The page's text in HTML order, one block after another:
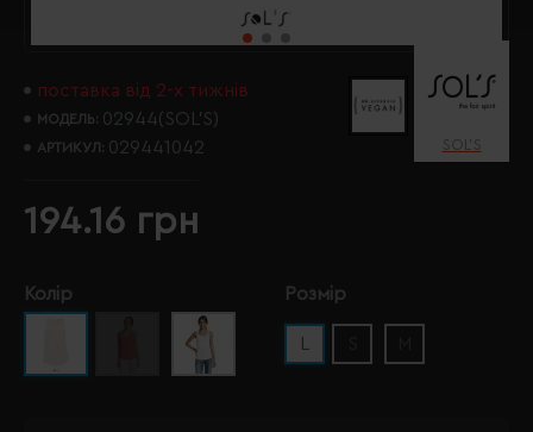
поставка від 2-х тижнів
МОДЕЛЬ: 02944(SOL’S)
АРТИКУЛ: 029441042 SOL’S
194.16 грн
Колір Розмір